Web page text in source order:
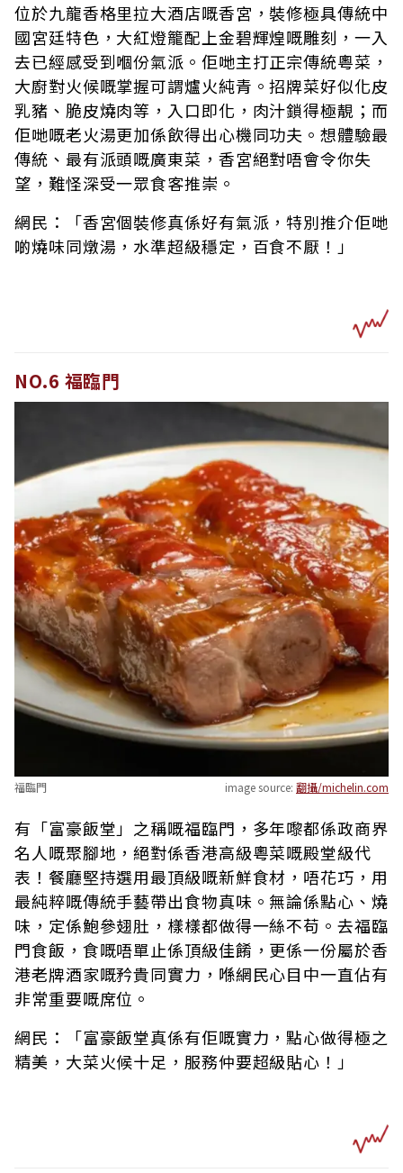
位於九龍香格里拉大酒店嘅香宮，裝修極具傳統中
國宮廷特色，大紅燈籠配上金碧輝煌嘅雕刻，一入
去已經感受到嗰份氣派。佢哋主打正宗傳統粵菜，
大廚對火候嘅掌握可謂爐火純青。招牌菜好似化皮
乳豬、脆皮燒肉等，入口即化，肉汁鎖得極靚；而
佢哋嘅老火湯更加係飲得出心機同功夫。想體驗最
傳統、最有派頭嘅廣東菜，香宮絕對唔會令你失
望，難怪深受一眾食客推崇。
網民：「香宮個裝修真係好有氣派，特別推介佢哋
啲燒味同燉湯，水準超級穩定，百食不厭！」
NO.6 福臨門
福臨門 image source: 翻攝/michelin.com
有「富豪飯堂」之稱嘅福臨門，多年嚟都係政商界
名人嘅聚腳地，絕對係香港高級粵菜嘅殿堂級代
表！餐廳堅持選用最頂級嘅新鮮食材，唔花巧，用
最純粹嘅傳統手藝帶出食物真味。無論係點心、燒
味，定係鮑參翅肚，樣樣都做得一絲不苟。去福臨
門食飯，食嘅唔單止係頂級佳餚，更係一份屬於香
港老牌酒家嘅矜貴同實力，喺網民心目中一直佔有
非常重要嘅席位。
網民：「富豪飯堂真係有佢嘅實力，點心做得極之
精美，大菜火候十足，服務仲要超級貼心！」